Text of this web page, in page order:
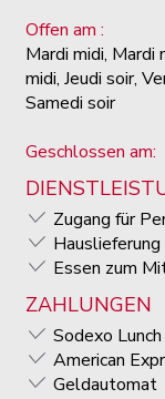
Offen am :
Mardi midi, Mardi
midi, Jeudi soir,
Samedi soir
Geschlossen am:
Zugang für
Hauslieferung
Essen zum
ZAHLUNGEN
Sodexo
American
Geldautomat